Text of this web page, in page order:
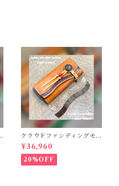
クラウドファンディングモ
デル！Cactus・カクタス
ロングウォレット（CWBL-
03）インレイ・リザード ×
イタリアンショルダーレザ
¥36,960
20%OFF